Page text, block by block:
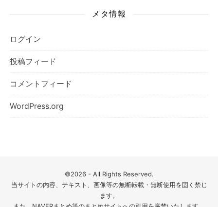
メタ情報
ログイン
投稿フィード
コメントフィード
WordPress.org
©2026 - All Rights Reserved.
当サイトの内容、テキスト、画像等の無断転載・無断使用を固く禁じ
ます。